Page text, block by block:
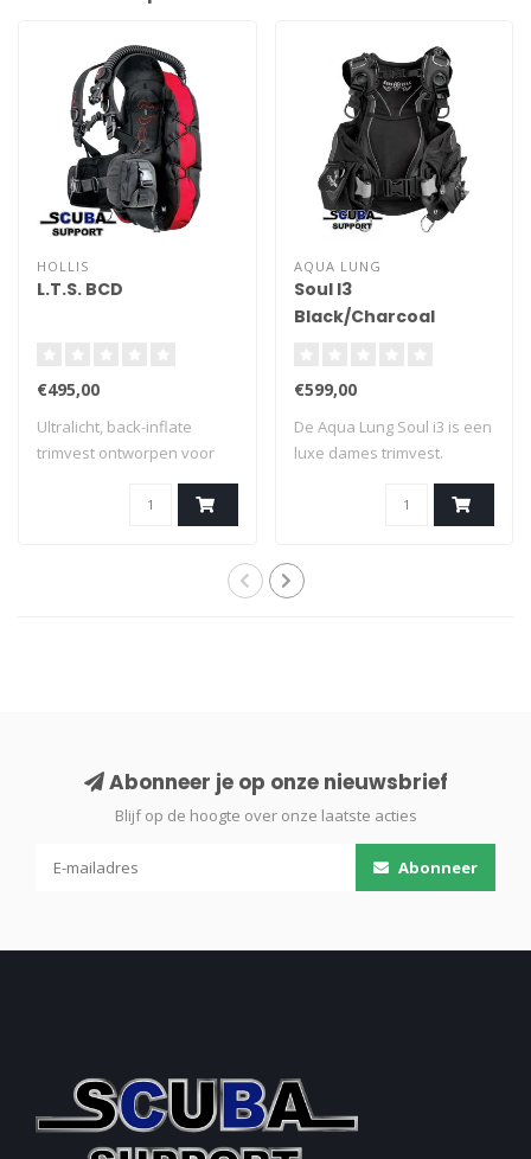
HOLLIS
L.T.S. BCD
€495,00
Ultralicht, back-inflate
trimvest ontworpen voor
AQUA LUNG
Soul I3
Black/Charcoal
€599,00
De Aqua Lung Soul i3 is een
luxe dames trimvest.
Abonneer je op onze nieuwsbrief
Blijf op de hoogte over onze laatste acties
Abonneer